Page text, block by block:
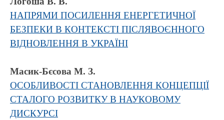
НАПРЯМИ ПОСИЛЕННЯ ЕНЕРГЕТИЧНОЇ
БЕЗПЕКИ В КОНТЕКСТІ ПІСЛЯВОЄННОГО
ВІДНОВЛЕННЯ В УКРАЇНІ
Масик-Бєсова М. З.
ОСОБЛИВОСТІ СТАНОВЛЕННЯ КОНЦЕПЦІЇ
СТАЛОГО РОЗВИТКУ В НАУКОВОМУ
ДИСКУРСІ